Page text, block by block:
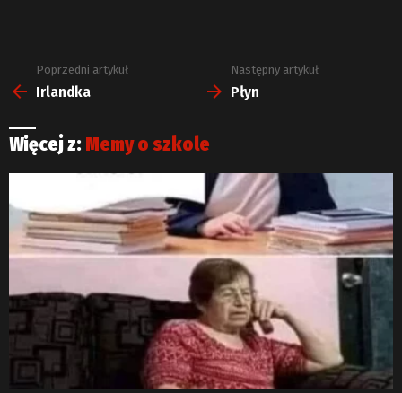
Zobacz
więcej
Poprzedni artykuł
Irlandka
Następny artykuł
Płyn
Więcej z: Memy o szkole